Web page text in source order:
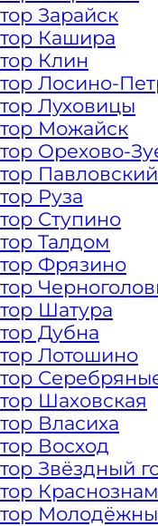
за
случае
–
Зарайск
Кашира
Клин
Лосино-
Луховицы
Можайск
Орехово-
Руза
Ступино
Талдом
Фрязино
Шатура
Дубна
Лотошино
Шаховская
Власиха
Восход
Звёздный